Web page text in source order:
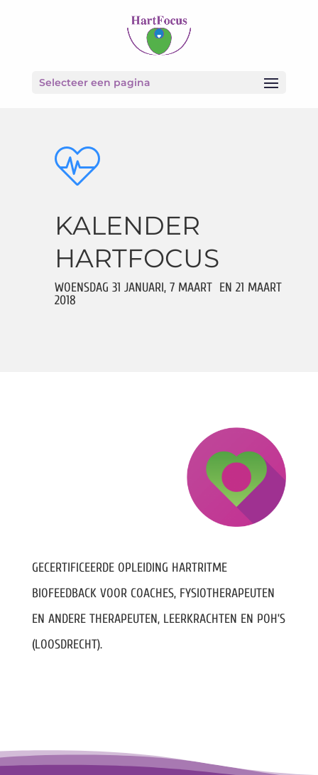
Selecteer een pagina
KALENDER
HARTFOCUS
WOENSDAG 31 JANUARI, 7 MAART EN 21 MAART
2018
GECERTIFICEERDE OPLEIDING HARTRITME
BIOFEEDBACK VOOR COACHES, FYSIOTHERAPEUTEN
EN ANDERE THERAPEUTEN, LEERKRACHTEN EN POH’S
(LOOSDRECHT).